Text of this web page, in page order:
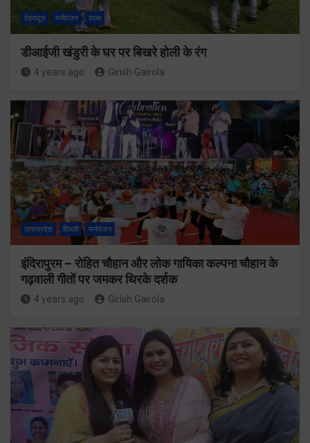
देहरादून मनोरंजन राज्य
डीआईजी खंडुरी के घर पर बिखरे होली के रंग
4 years ago Girish Gairola
उत्तरप्रदेश दिल्ली मनोरंजन
इंदिरापुरम – रोहित चौहान और लोक गायिका कल्पना चौहान के
गढ़वाली गीतों पर जमकर थिरके दर्शक
4 years ago Girish Gairola